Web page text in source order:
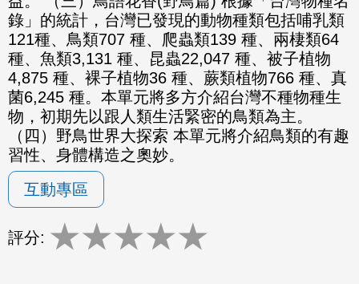
錄」的統計，台灣已發現的動物種類包括哺乳類
121種、鳥類707 種、爬蟲類139 種、兩棲類64
種、魚類3,131 種、昆蟲22,047 種、被子植物
4,875 種、裸子植物36 種、蕨類植物766 種、真
菌6,245 種。本單元將多方介紹台灣不種物種生
物，初期先以跟人類生活緊密的鳥類為主。
（四）野鳥世界大探索 本單元將介紹鳥類的有趣
習性、身體構造之奧妙。
互動專區
評分: ★★★★★